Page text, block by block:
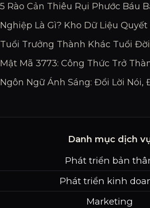
Danh mục dịch
Phát triển bản
Phát triển kinh
Marketing